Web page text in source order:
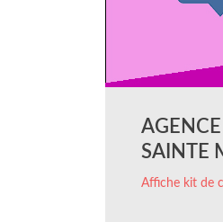
SAINTE
Affiche kit de